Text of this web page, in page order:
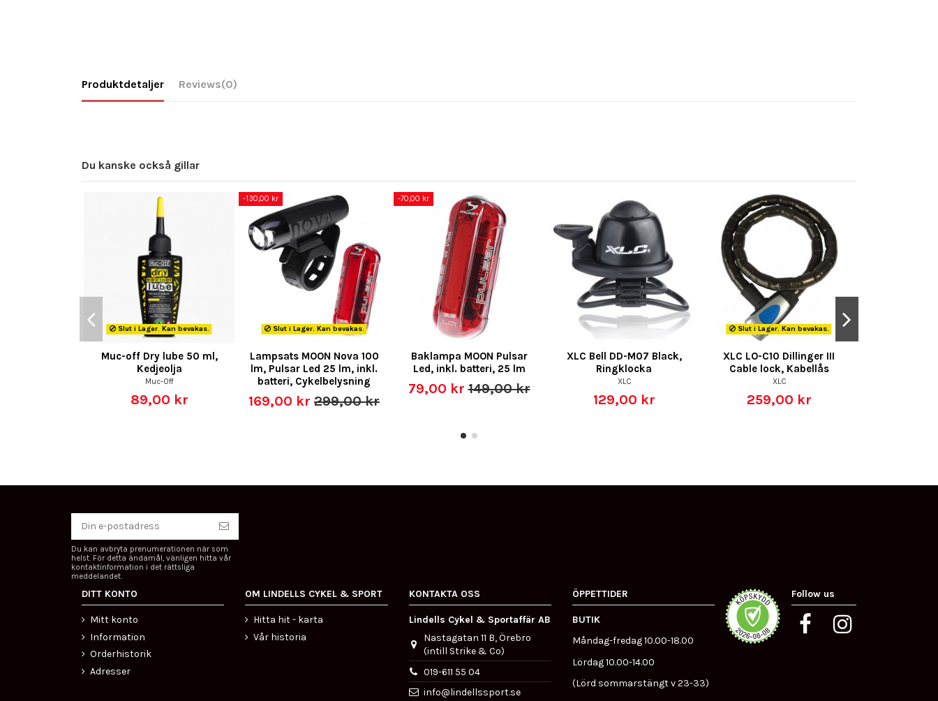
Produktdetaljer Reviews(0)
Du kanske också gillar
Slut i Lager. Kan bevakas.
Muc-off Dry lube 50 ml,
Kedjeolja
Muc-Off
89,00 kr
-130,00 kr
Slut i Lager. Kan bevakas.
Lampsats MOON Nova 100
lm, Pulsar Led 25 lm, inkl.
batteri, Cykelbelysning
169,00 kr 299,00 kr
-70,00 kr
Baklampa MOON Pulsar
Led, inkl. batteri, 25 lm
79,00 kr149,00 kr
XLC Bell DD-M07 Black,
Ringklocka
XLC
129,00 kr
Slut i Lager. Kan bevakas.
XLC LO-C10 Dillinger III
Cable lock, Kabellås
XLC
259,00 kr
Du kan avbryta prenumerationen när som
helst. För detta ändamål, vänligen hitta vår
kontaktinformation i det rättsliga
meddelandet.
DITT KONTO
Mitt konto
Information
Orderhistorik
Adresser
OM LINDELLS CYKEL & SPORT
Hitta hit - karta
Vår historia
KONTAKTA OSS
Lindells Cykel & Sportaffär AB
Nastagatan 11 B, Örebro
(intill Strike & Co)
019-611 55 04
info@lindellssport.se
ÖPPETTIDER
BUTIK
Måndag-fredag 10.00-18.00
Lördag 10.00-14.00
(Lörd sommarstängt v 23-33)
Follow us